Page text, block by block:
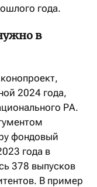
года.
в
2024 года,
РА.
фондовый
года в
378 выпусков
В пример